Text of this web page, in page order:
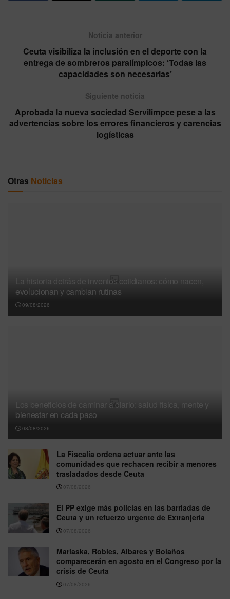
Noticia anterior
Ceuta visibiliza la inclusión en el deporte con la
entrega de sombreros paralímpicos: ‘Todas las
capacidades son necesarias’
Siguiente noticia
Aprobada la nueva sociedad Servilimpce pese a las
advertencias sobre los errores financieros y carencias
logísticas
Otras Noticias
La historia detrás de inventos cotidianos: cómo nacen,
evolucionan y cambian rutinas
09/08/2026
Los beneficios de caminar a diario: salud física, mente y
bienestar en cada paso
08/08/2026
La Fiscalía ordena actuar ante las
comunidades que rechacen recibir a menores
trasladados desde Ceuta
07/08/2026
El PP exige más policías en las barriadas de
Ceuta y un refuerzo urgente de Extranjería
07/08/2026
Marlaska, Robles, Albares y Bolaños
comparecerán en agosto en el Congreso por la
crisis de Ceuta
07/08/2026